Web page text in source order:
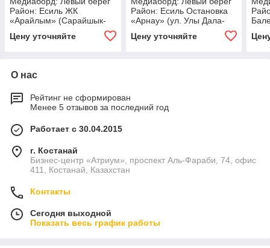
Район: Есиль ЖК
«Арайлым» (Сарайшык-
Цену уточняйте
Район: Есиль Остановка
«Арнау» (ул. Улы Дала-
Тауельсыздык) Сторона А
Цену уточняйте
О нас
Рейтинг не сформирован
Менее 5 отзывов за последний год
Работает с 30.04.2015
г. Костанай
Бизнес-центр «Атриум», проспект Аль-Фараби, 74, офис
411, Костанай, Казахстан
Контакты
Сегодня выходной
Показать весь график работы